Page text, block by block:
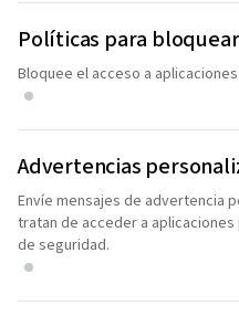
Políticas para
Bloquee el acceso a
Advertencias
Envíe mensajes de advertencia
tratan de acceder a
de seguridad.